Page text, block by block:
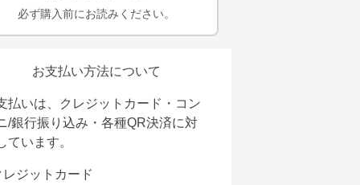
必ず購入前にお読みください。
お支払い方法について
払いは、クレジットカード・コン
/銀行振り込み・各種QR決済に対
ています。
レジットカード